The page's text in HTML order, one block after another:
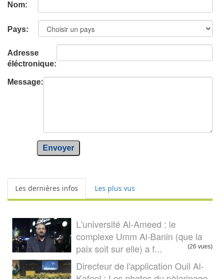
Nom:
Pays:
Adresse
éléctronique:
Message:
Envoyer
Les dernières infos Les plus vus
L'université Al-Ameed : le
complexe Umm Al-Banin (que la
paix soit sur elle) a f...
(26 vues)
Directeur de l'application Ouil Al-